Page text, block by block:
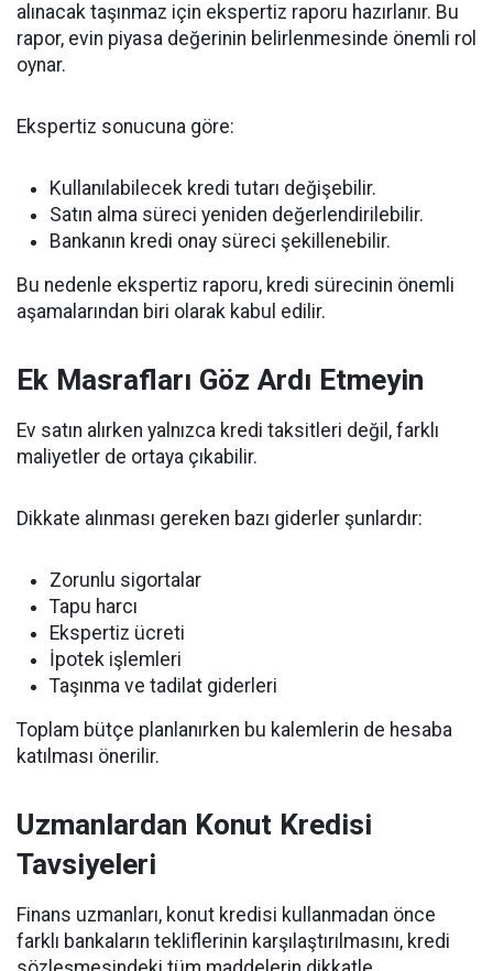
alınacak taşınmaz için ekspertiz raporu hazırlanır. Bu
rapor, evin piyasa değerinin belirlenmesinde önemli rol
oynar.
Ekspertiz sonucuna göre:
Kullanılabilecek kredi tutarı değişebilir.
Satın alma süreci yeniden değerlendirilebilir.
Bankanın kredi onay süreci şekillenebilir.
Bu nedenle ekspertiz raporu, kredi sürecinin önemli
aşamalarından biri olarak kabul edilir.
Ek Masrafları Göz Ardı Etmeyin
Ev satın alırken yalnızca kredi taksitleri değil, farklı
maliyetler de ortaya çıkabilir.
Dikkate alınması gereken bazı giderler şunlardır:
Zorunlu sigortalar
Tapu harcı
Ekspertiz ücreti
İpotek işlemleri
Taşınma ve tadilat giderleri
Toplam bütçe planlanırken bu kalemlerin de hesaba
katılması önerilir.
Uzmanlardan Konut Kredisi
Tavsiyeleri
Finans uzmanları, konut kredisi kullanmadan önce
farklı bankaların tekliflerinin karşılaştırılmasını, kredi